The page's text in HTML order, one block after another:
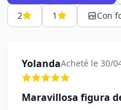
2
1 Con
YolandaAcheté le 30/
Maravillosa figura